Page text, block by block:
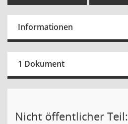
Informationen
1 Dokument
Nicht öffentlicher Teil: